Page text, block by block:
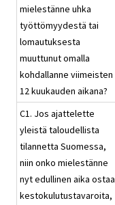
mielestänne uhka
työttömyydestä tai
lomautuksesta
muuttunut omalla
kohdallanne viimeisten
12 kuukauden aikana?
C1. Jos ajattelette
yleistä taloudellista
tilannetta Suomessa,
niin onko mielestänne
nyt edullinen aika ostaa
kestokulutustavaroita,